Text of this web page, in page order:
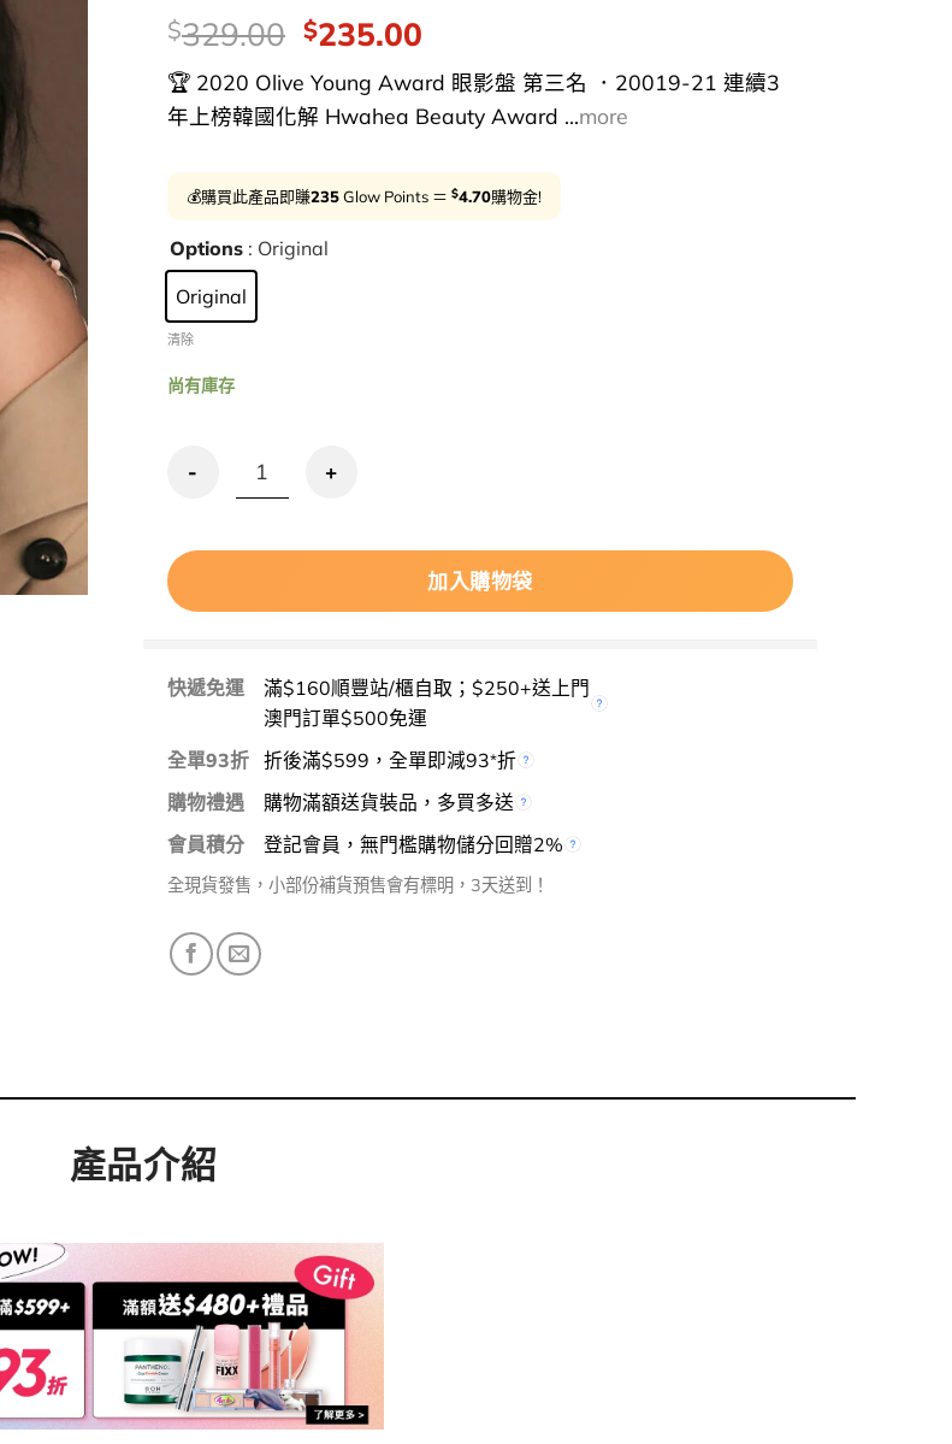
價
錢：
$329.00 Original
was:
$329.00.
$235.00Current
price
is:
$235.00.
🏆 2020 Olive Young Award 眼影盤 第三名 ．20019-21 連續3
年上榜韓國化解 Hwahea Beauty Award ...more
💰購買此產品即賺235Glow Points ＝ $4.70購物金!
Options : Original
Original
清除
尚有庫存
3CE Multi Eye Color Palette 9色眼影盤 #Overtake 數量
加入購物袋
快遞免運
滿$160順豐站/櫃自取；$250+送上門
澳門訂單$500免運
全單93折 折後滿$599，全單即減93*折
購物禮遇
購物滿額送貨裝品，多買多送
會員積分
登記會員，無門檻購物儲分回贈2%
全現貨發售，小部份補貨預售會有標明，3天送到！
產品介紹